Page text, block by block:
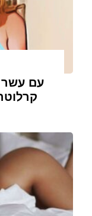
עם עשר